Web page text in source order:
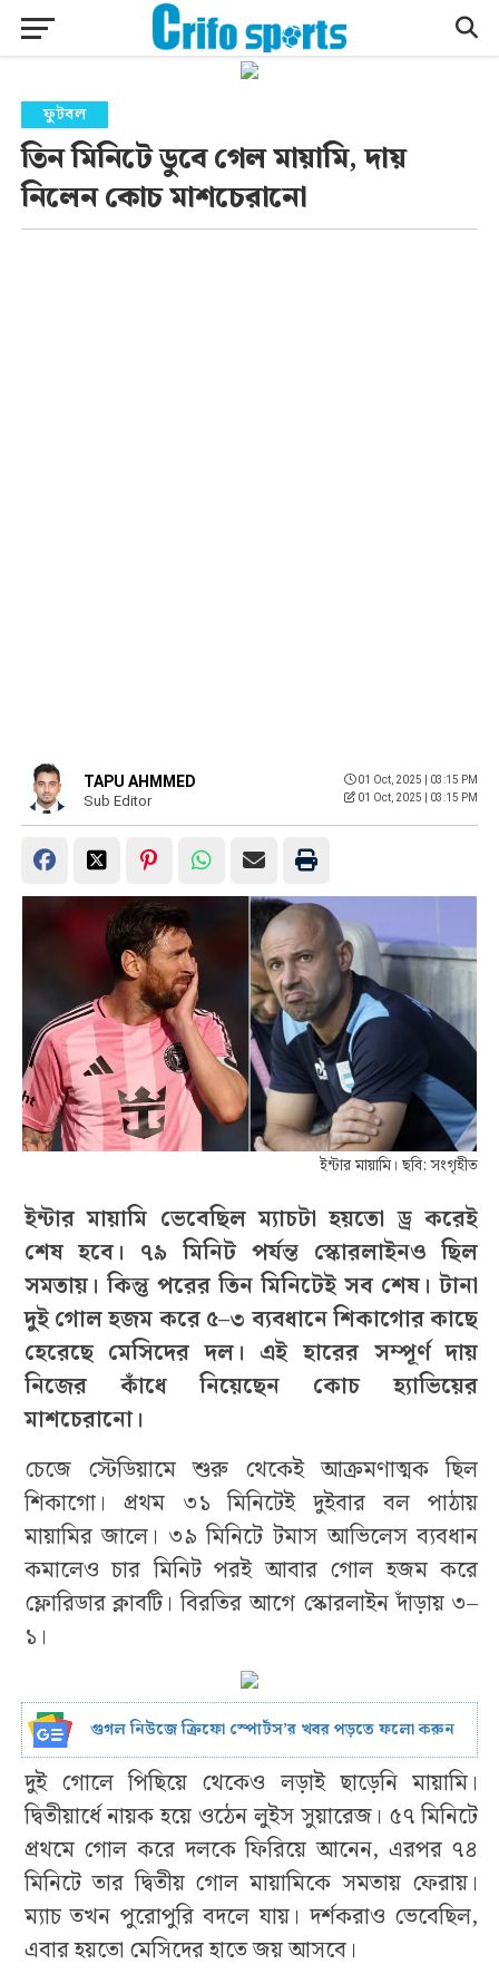
ফুটবল
তিন মিনিটে ডুবে গেল মায়ামি, দায়
নিলেন কোচ মাশচেরানো
TAPU AHMMED
Sub Editor
01 Oct, 2025 | 03:15 PM
01 Oct, 2025 | 03:15 PM
ইন্টার মায়ামি। ছবি: সংগৃহীত
ইন্টার মায়ামি ভেবেছিল ম্যাচটা হয়তো ড্র করেই
শেষ হবে। ৭৯ মিনিট পর্যন্ত স্কোরলাইনও ছিল
সমতায়। কিন্তু পরের তিন মিনিটেই সব শেষ। টানা
দুই গোল হজম করে ৫–৩ ব্যবধানে শিকাগোর কাছে
হেরেছে মেসিদের দল। এই হারের সম্পূর্ণ দায়
নিজের কাঁধে নিয়েছেন কোচ হ্যাভিয়ের
মাশচেরানো।
চেজে স্টেডিয়ামে শুরু থেকেই আক্রমণাত্মক ছিল
শিকাগো। প্রথম ৩১ মিনিটেই দুইবার বল পাঠায়
মায়ামির জালে। ৩৯ মিনিটে টমাস আভিলেস ব্যবধান
কমালেও চার মিনিট পরই আবার গোল হজম করে
ফ্লোরিডার ক্লাবটি। বিরতির আগে স্কোরলাইন দাঁড়ায় ৩–
১।
গুগল নিউজে ক্রিফো স্পোর্টস’র খবর পড়তে ফলো করুন
দুই গোলে পিছিয়ে থেকেও লড়াই ছাড়েনি মায়ামি।
দ্বিতীয়ার্ধে নায়ক হয়ে ওঠেন লুইস সুয়ারেজ। ৫৭ মিনিটে
প্রথমে গোল করে দলকে ফিরিয়ে আনেন, এরপর ৭৪
মিনিটে তার দ্বিতীয় গোল মায়ামিকে সমতায় ফেরায়।
ম্যাচ তখন পুরোপুরি বদলে যায়। দর্শকরাও ভেবেছিল,
এবার হয়তো মেসিদের হাতে জয় আসবে।